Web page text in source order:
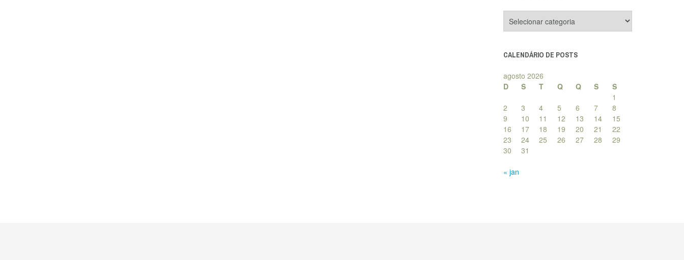
de
CALENDÁRIO DE POSTS
agosto 2026
D
S T Q Q S
S
1
2
3 4 5 6 7
8
9
10 11 12 13 14
15
16
17 18 19 20 21
22
23
24 25 26 27 28
29
30
31
« jan